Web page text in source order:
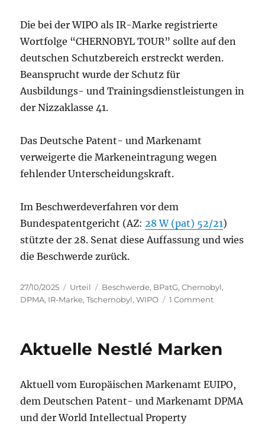
Die bei der WIPO als IR-Marke registrierte
Wortfolge “CHERNOBYL TOUR” sollte auf den
deutschen Schutzbereich erstreckt werden.
Beansprucht wurde der Schutz für
Ausbildungs- und Trainingsdienstleistungen in
der Nizzaklasse 41.
Das Deutsche Patent- und Markenamt
verweigerte die Markeneintragung wegen
fehlender Unterscheidungskraft.
Im Beschwerdeverfahren vor dem
Bundespatentgericht (AZ: 28 W (pat) 52/21)
stützte der 28. Senat diese Auffassung und wies
die Beschwerde zurück.
Posted
on
27/10/2025 Categories
Urteil Tags
Beschwerde, BPatG,Chernobyl,
DPMA, IR-Marke,Tschernobyl,WIPO 1 Commenton
BPatG
Aktuelle Nestlé Marken
Aktuell vom Europäischen Markenamt EUIPO,
dem Deutschen Patent- und Markenamt DPMA
und der World Intellectual Property